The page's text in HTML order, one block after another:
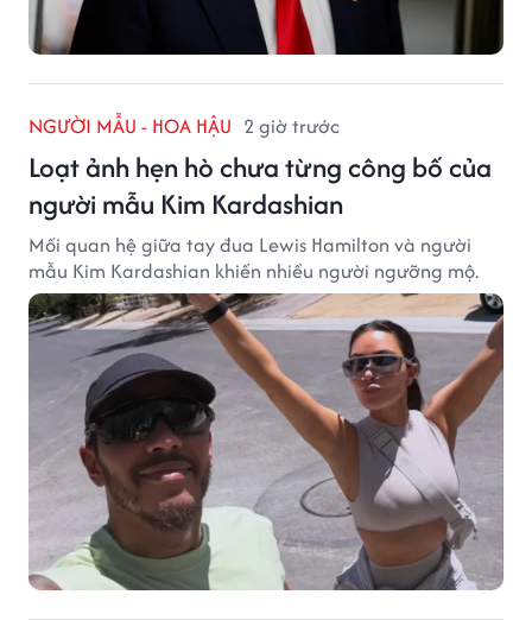
NGƯỜI MẪU - HOA HẬU 2 giờ trước
Loạt ảnh hẹn hò chưa từng công bố của
người mẫu Kim Kardashian
Mối quan hệ giữa tay đua Lewis Hamilton và người
mẫu Kim Kardashian khiến nhiều người ngưỡng mộ.